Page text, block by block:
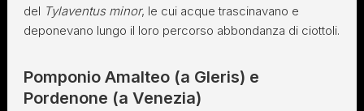
del Tylaventus minor, le cui acque trascinavano e
deponevano lungo il loro percorso abbondanza di ciottoli.
Pomponio Amalteo (a Gleris) e
Pordenone (a Venezia)